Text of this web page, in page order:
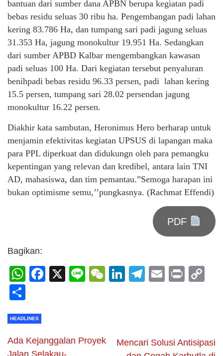
bantuan dari sumber dana APBN berupa kegiatan padi
bebas residu seluas 30 ribu ha. Pengembangan padi lahan
kering 83.786 Ha, dan tumpang sari padi jagung seluas
31.353 Ha, jagung monokultur 19.951 Ha. Sedangkan
dari sumber APBD Kalbar mengembangkan kawasan
padi seluas 100 Ha. Dari kegiatan tersebut penyaluran
benihpadi bebas residu 96.33 persen, padi lahan kering
15.5 persen, tumpang sari 28.02 persendan jagung
monokultur 16.22 persen.
Diakhir kata sambutan, Heronimus Hero berharap untuk
menjamin efektivitas kegiatan UPSUS di lapangan maka
para PPL diperkuat dan didukungn oleh para pemangku
kepentingan yang relevan dan kredibel, antara lain TNI
AD, mahasiswa, dan tim pemantau.”Semoga harapan ini
bukan optimisme semu,’’pungkasnya. (Rachmat Effendi)
PDF
Bagikan:
WhatsApp
Facebook
X LineWeChat
LinkedIn
Telegram
Email
Print
HEADLINES
Ada Kejanggalan Proyek
Mencari Solusi Antisipasi